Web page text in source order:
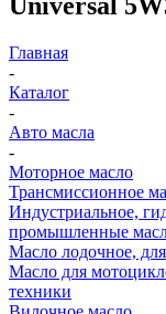
Главная
-
Каталог
-
Авто масла
-
Моторное масло
Трансмиссионное
Индустриальное,
промышленные
Масло лодочное,
Масло для
техники